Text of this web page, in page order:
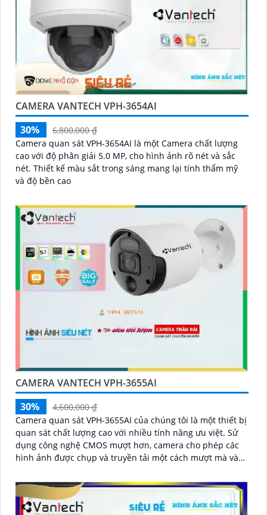
CAMERA VANTECH VPH-3654AI
30%
6,800,000 ₫
Camera quan sát VPH-3654AI là một Camera chất lượng
cao với độ phân giải 5.0 MP, cho hình ảnh rõ nét và sắc
nét. Thiết kế màu sắt trong sáng mang lại tính thẩm mỹ
và độ bền cao
CAMERA VANTECH VPH-3655AI
30%
4,600,000 ₫
Camera quan sát VPH-3655AI của chúng tôi là một thiết bị
quan sát chất lượng cao với nhiều tính năng ưu việt. Sử
dụng công nghệ CMOS mượt hơn, camera cho phép các
hình ảnh được chụp và truyền tải một cách mượt mà và